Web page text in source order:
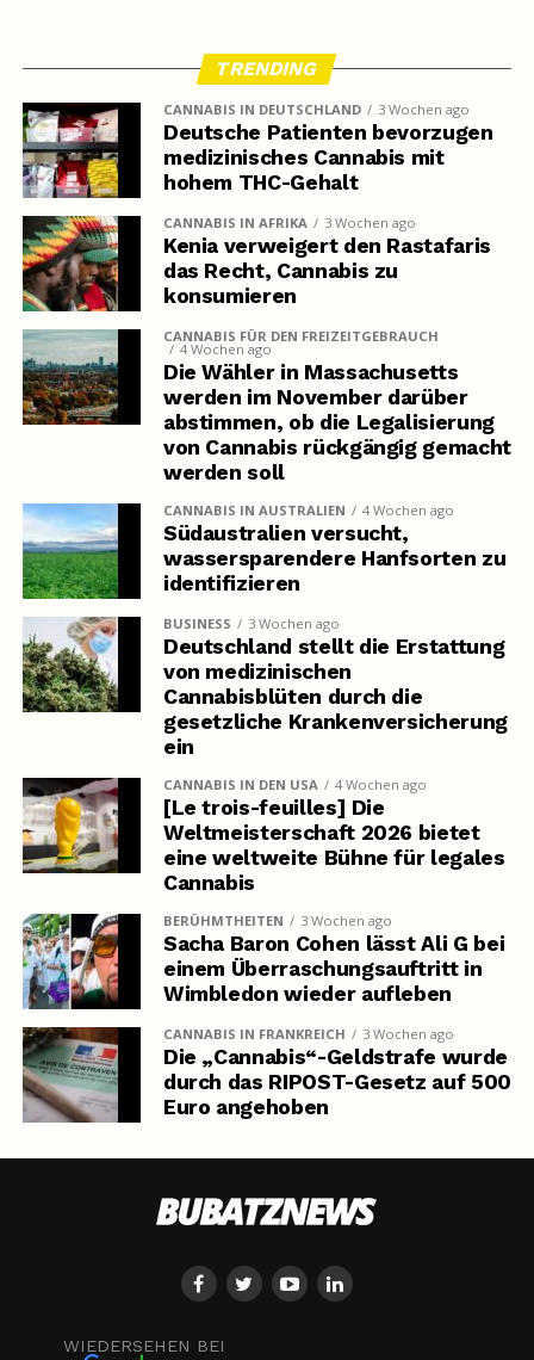
TRENDING
CANNABIS IN DEUTSCHLAND 3 Wochen ago
Deutsche Patienten bevorzugen
medizinisches Cannabis mit
hohem THC-Gehalt
CANNABIS IN AFRIKA 3 Wochen ago
Kenia verweigert den Rastafaris
das Recht, Cannabis zu
konsumieren
CANNABIS FÜR DEN FREIZEITGEBRAUCH
4 Wochen ago
Die Wähler in Massachusetts
werden im November darüber
abstimmen, ob die Legalisierung
von Cannabis rückgängig gemacht
werden soll
CANNABIS IN AUSTRALIEN 4 Wochen ago
Südaustralien versucht,
wassersparendere Hanfsorten zu
identifizieren
BUSINESS 3 Wochen ago
Deutschland stellt die Erstattung
von medizinischen
Cannabisblüten durch die
gesetzliche Krankenversicherung
ein
CANNABIS IN DEN USA 4 Wochen ago
[Le trois-feuilles] Die
Weltmeisterschaft 2026 bietet
eine weltweite Bühne für legales
Cannabis
BERÜHMTHEITEN 3 Wochen ago
Sacha Baron Cohen lässt Ali G bei
einem Überraschungsauftritt in
Wimbledon wieder aufleben
CANNABIS IN FRANKREICH 3 Wochen ago
Die „Cannabis“-Geldstrafe wurde
durch das RIPOST-Gesetz auf 500
Euro angehoben
WIEDERSEHEN BEI